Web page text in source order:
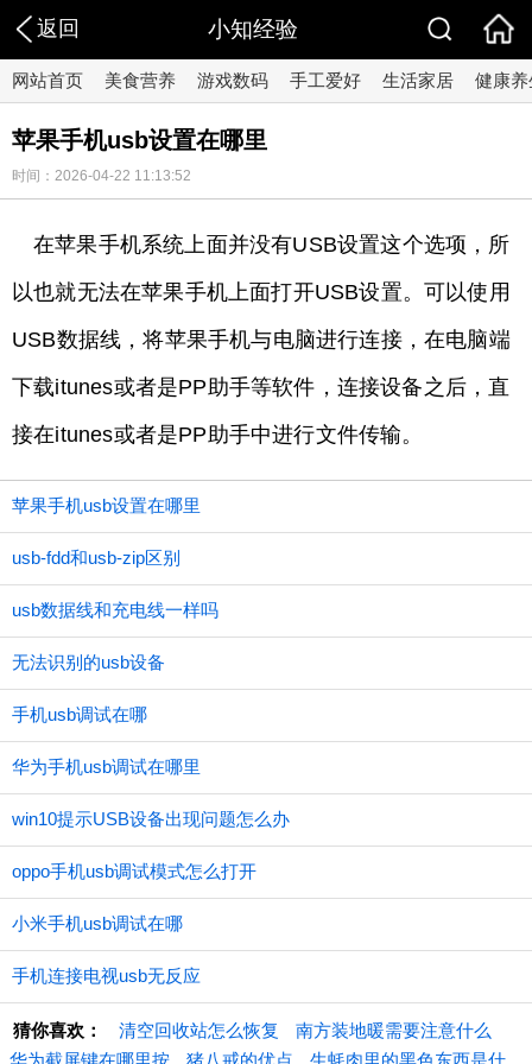
返回 小知经验
网站首页 美食营养 游戏数码 手工爱好 生活家居 健康养
苹果手机usb设置在哪里
时间：2026-04-22 11:13:52
在苹果手机系统上面并没有USB设置这个选项，所
以也就无法在苹果手机上面打开USB设置。可以使用
USB数据线，将苹果手机与电脑进行连接，在电脑端
下载itunes或者是PP助手等软件，连接设备之后，直
接在itunes或者是PP助手中进行文件传输。
苹果手机usb设置在哪里
usb-fdd和usb-zip区别
usb数据线和充电线一样吗
无法识别的usb设备
手机usb调试在哪
华为手机usb调试在哪里
win10提示USB设备出现问题怎么办
oppo手机usb调试模式怎么打开
小米手机usb调试在哪
手机连接电视usb无反应
猜你喜欢： 清空回收站怎么恢复
南方装地暖需要注意什么
华为截屏键在哪里按
猪八戒的优点 生蚝肉里的黑色东西是什